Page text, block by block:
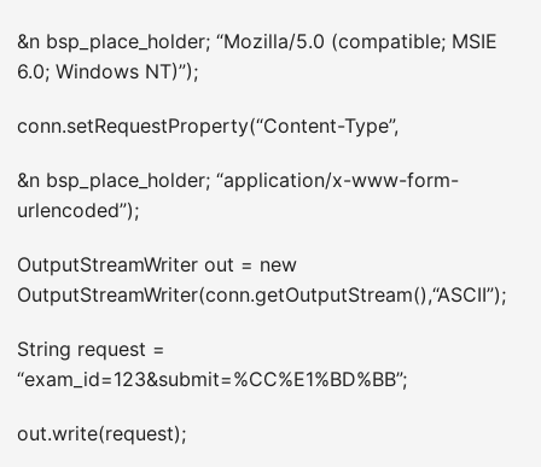
&n bsp_place_holder; “Mozilla/5.0 (compatible; MSIE
6.0; Windows NT)”);
conn.setRequestProperty(“Content-Type”,
&n bsp_place_holder; “application/x-www-form-
urlencoded”);
OutputStreamWriter out = new
OutputStreamWriter(conn.getOutputStream(),“ASCII”);
String request =
“exam_id=123&submit=%CC%E1%BD%BB”;
out.write(request);